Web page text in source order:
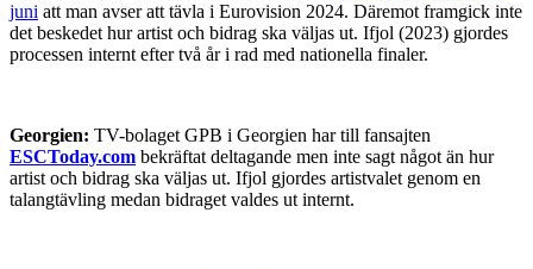
juni att man avser att tävla i Eurovision 2024. Däremot framgick inte
det beskedet hur artist och bidrag ska väljas ut. Ifjol (2023) gjordes
processen internt efter två år i rad med nationella finaler.
Georgien: TV-bolaget GPB i Georgien har till fansajten
ESCToday.com bekräftat deltagande men inte sagt något än hur
artist och bidrag ska väljas ut. Ifjol gjordes artistvalet genom en
talangtävling medan bidraget valdes ut internt.